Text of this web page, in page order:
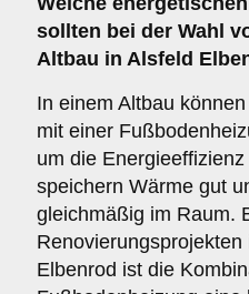
sollten bei der Wahl
Altbau in Alsfeld
In einem Altbau
mit einer
um die
speichern Wärme gut
gleichmäßig im Raum.
Renovierungsprojekten
Elbenrod ist die